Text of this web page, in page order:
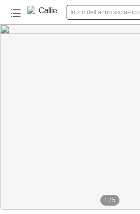
Inizio dell'anno scolastico
1 / 5